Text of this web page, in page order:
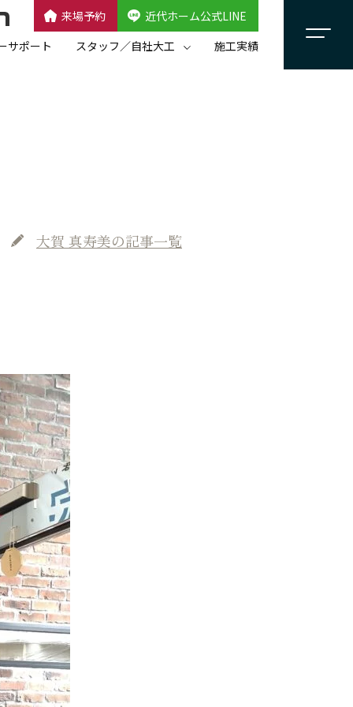
来場予約
近代ホーム公式LINE
サポート
スタッフ／自社大工 施工実績
近代ホーム公式LINE
CLOSE×
サポート
ェルジュ
ト
大賀 真寿美の記事一覧